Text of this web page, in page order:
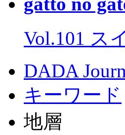
Vol.101 ス
DADA
キーワード
地層